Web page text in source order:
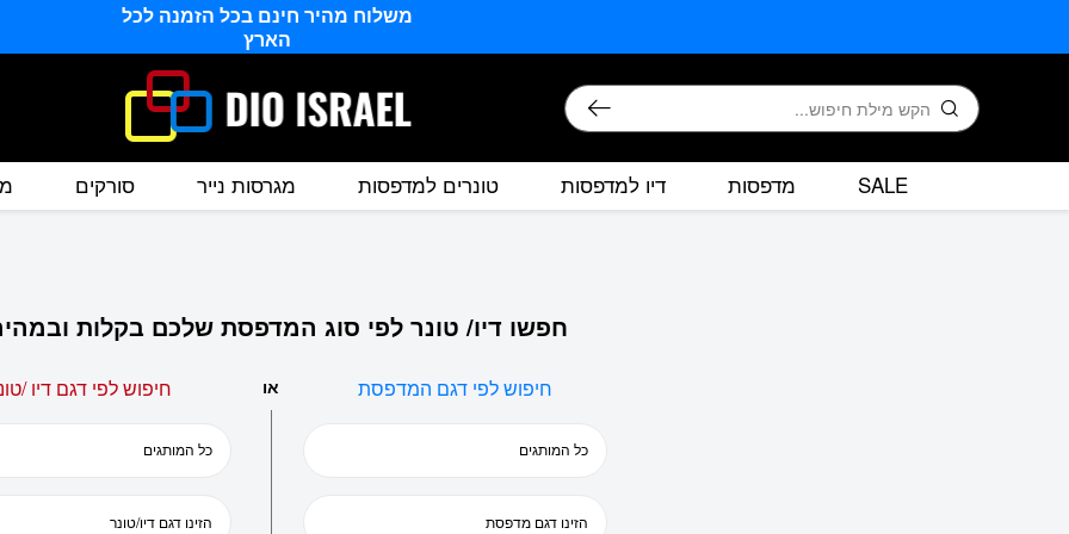
משלוח מהיר חינם בכל הזמנה לכל
הארץ
חיפוש
SALE מדפסות דיו למדפסות טונרים למדפסות מגרסות נייר סורקים
חפשו דיו/ טונר לפי סוג המדפסת שלכם בקלות
חיפוש לפי דגם המדפסת או חיפוש לפי דגם דיו /